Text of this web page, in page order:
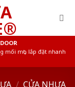
mối mọt, lắp đặt nhanh
/ CỬA NHỰA